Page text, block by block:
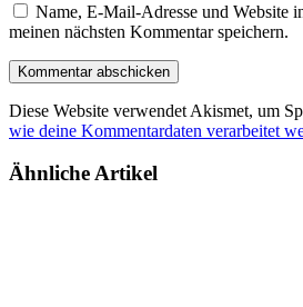
Name, E-Mail-Adresse und Website
meinen nächsten Kommentar speichern.
Diese Website verwendet Akismet, um
wie deine Kommentardaten verarbeitet
Ähnliche Artikel